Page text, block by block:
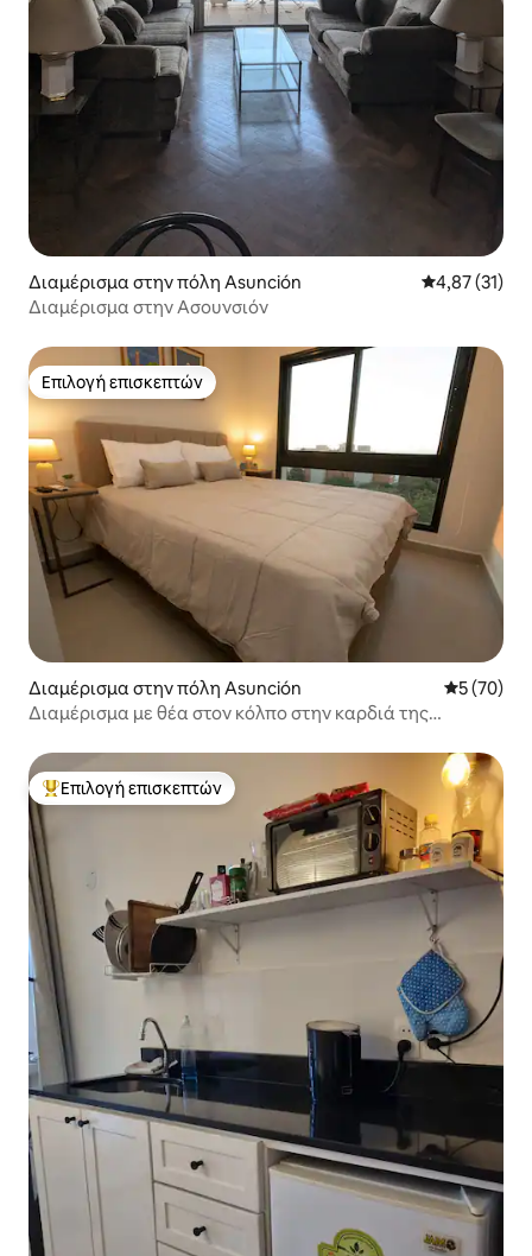
Διαμέρισμα στην πόλη Asunción Μέση
4,87 (31)
Διαμέρισμα στην Ασουνσιόν
Επιλογή επισκεπτών
Επιλογή επισκεπτών
Διαμέρισμα στην πόλη Asunción Μέση
5 (70)
Διαμέρισμα με θέα στον κόλπο στην καρδιά της
Κορυφαία επιλογή επισκεπτών
Επιλογή επισκεπτών